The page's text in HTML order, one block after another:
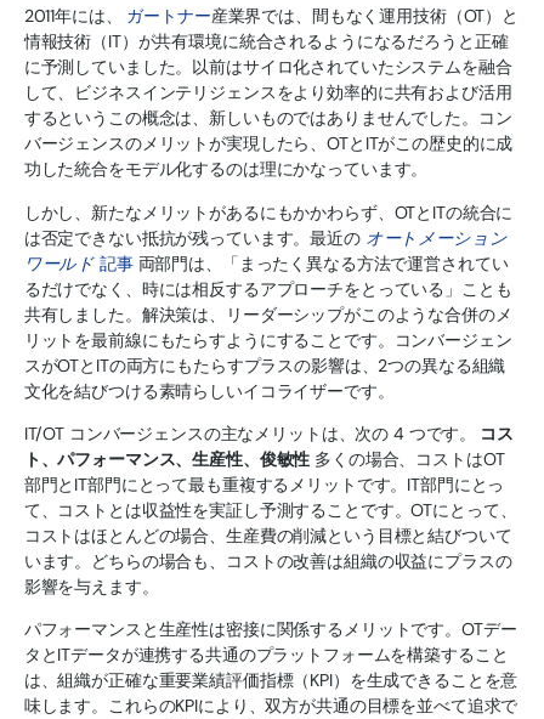
2011年には、 ガートナー産業界では、間もなく運用技術（OT）と
情報技術（IT）が共有環境に統合されるようになるだろうと正確
に予測していました。以前はサイロ化されていたシステムを融合
して、ビジネスインテリジェンスをより効率的に共有および活用
するというこの概念は、新しいものではありませんでした。コン
バージェンスのメリットが実現したら、OTとITがこの歴史的に成
功した統合をモデル化するのは理にかなっています。
しかし、新たなメリットがあるにもかかわらず、OTとITの統合に
は否定できない抵抗が残っています。最近の オートメーション
ワールド 記事両部門は、「まったく異なる方法で運営されてい
るだけでなく、時には相反するアプローチをとっている」ことも
共有しました。解決策は、リーダーシップがこのような合併のメ
リットを最前線にもたらすようにすることです。コンバージェン
スがOTとITの両方にもたらすプラスの影響は、2つの異なる組織
文化を結びつける素晴らしいイコライザーです。
IT/OT コンバージェンスの主なメリットは、次の 4 つです。
コス
ト、パフォーマンス、生産性、俊敏性 多くの場合、コストはOT
部門とIT部門にとって最も重複するメリットです。IT部門にとっ
て、コストとは収益性を実証し予測することです。OTにとって、
コストはほとんどの場合、生産費の削減という目標と結びついて
います。どちらの場合も、コストの改善は組織の収益にプラスの
影響を与えます。
パフォーマンスと生産性は密接に関係するメリットです。OTデー
タとITデータが連携する共通のプラットフォームを構築すること
は、組織が正確な重要業績評価指標（KPI）を生成できることを意
味します。これらのKPIにより、双方が共通の目標を並べて追求で